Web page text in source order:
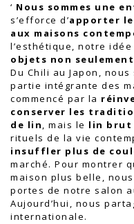
‘ Nous sommes une
s’efforce d’apporter
aux maisons
l’esthétique, notre
objets non
Du Chili au Japon,
partie intégrante des
commencé par la
conserver les
de lin, mais le lin brut
rituels de la vie
insuffler plus de
marché. Pour montrer
maison plus belle,
portes de notre salon
Aujourd’hui, nous
internationale.